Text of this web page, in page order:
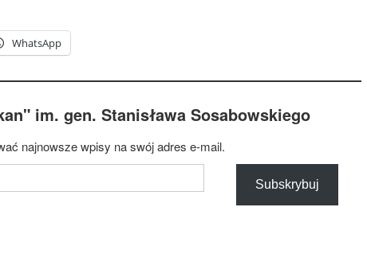
WhatsApp
im. gen. Stanisława Sosabowskiego
najnowsze wpisy na swój adres e-mail.
Subskrybuj